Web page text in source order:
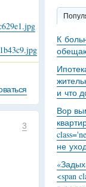
3
К
и что
Вор
не
<span